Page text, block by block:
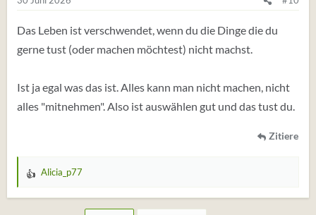
Das Leben ist verschwendet, wenn du die Dinge die du
gerne tust (oder machen möchtest) nicht machst.
Ist ja egal was das ist. Alles kann man nicht machen, nicht
alles "mitnehmen". Also ist auswählen gut und das tust du.
Zitiere
W
Alicia_p77